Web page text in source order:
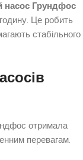
насос Грундфос
Це робить
стабільного
отримала
перевагам.